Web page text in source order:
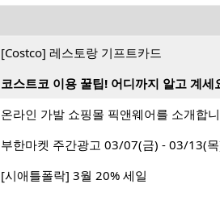
[Costco] 레스토랑 기프트카드
코스트코 이용 꿀팁! 어디까지 알고 계세
온라인 가발 쇼핑몰 픽앤웨어를 소개합
부한마켓 주간광고 03/07(금) - 03/13(
[시애틀폴락] 3월 20% 세일